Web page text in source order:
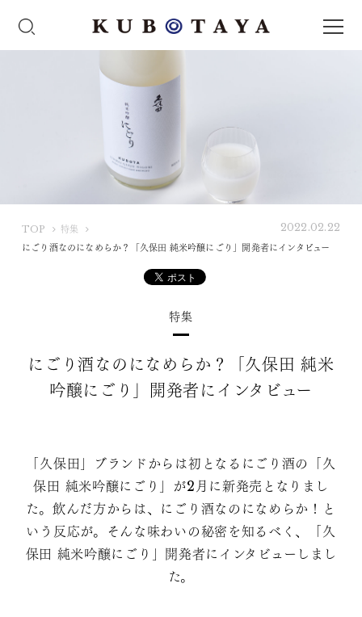
TOP
U
特集
にごり酒なのになめらか？「久保田 純米吟醸にごり」開発者にインタビュー
2022.02.22
特集
にごり酒なのになめらか？「久保田 純米
吟醸にごり」開発者にインタビュー
「久保田」ブランドからは初となるにごり酒の「久
保田 純米吟醸にごり」が2月に新発売となりまし
た。飲んだ方からは、にごり酒なのになめらか！と
いう反応が。そんな味わいの秘密を知るべく、「久
保田 純米吟醸にごり」開発者にインタビューしまし
た。